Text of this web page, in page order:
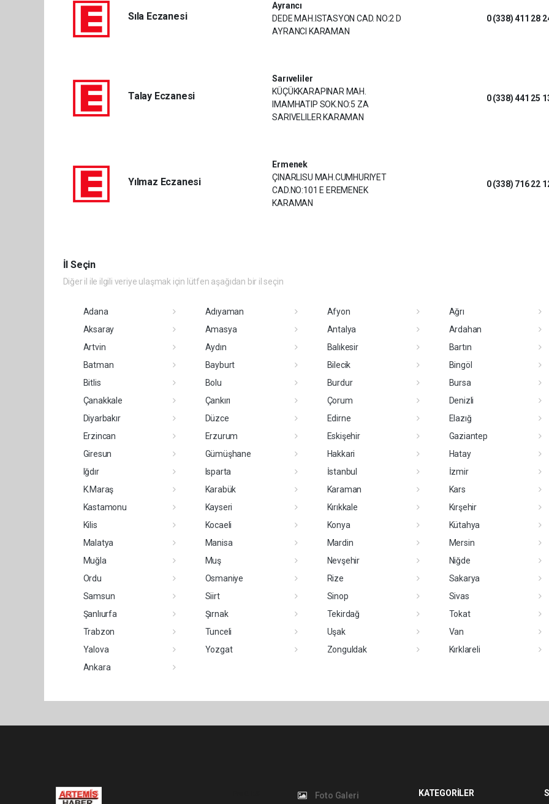
Sıla Eczanesi
Ayrancı
DEDE MAH.ISTASYON CAD. NO:2 D
AYRANCI KARAMAN
0 (338) 411 28
Talay Eczanesi
Sarıveliler
KÜÇÜKKARAPINAR MAH.
IMAMHATIP SOK.NO:5 ZA
SARIVELILER KARAMAN
0 (338) 441 25
Yılmaz Eczanesi
Ermenek
ÇINARLISU MAH.CUMHURIYET
CAD.NO:101 E EREMENEK
KARAMAN
0 (338) 716 22
İl Seçin
Diğer il ile ilgili veriye ulaşmak için lütfen aşağıdan bir il seçin
Adana Adıyaman Afyon
Ağrı
Aksaray
Amasya Antalya
Ardahan
Artvin
Aydın Balıkesir
Bartın
Batman
Bayburt Bilecik
Bingöl
Bitlis
Bolu Burdur
Bursa
Çanakkale
Çankırı Çorum
Denizli
Diyarbakır
Düzce Edirne
Elazığ
Erzincan
Erzurum Eskişehir
Gaziantep
Giresun
Gümüşhane Hakkari
Hatay
Iğdır
Isparta İstanbul
İzmir
K.Maraş
Karabük Karaman
Kars
Kastamonu
Kayseri Kırıkkale
Kırşehir
Kilis
Kocaeli Konya
Kütahya
Malatya
Manisa Mardin
Mersin
Muğla
Muş Nevşehir
Niğde
Ordu
Osmaniye Rize
Sakarya
Samsun
Siirt Sinop
Sivas
Şanlıurfa
Şırnak Tekirdağ
Tokat
Trabzon
Tunceli Uşak
Van
Yalova
Yozgat Zonguldak
Kırklareli
Ankara
Foto Galeri KATEGORİLER